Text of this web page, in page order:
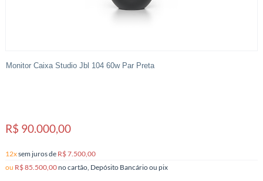
Monitor Caixa Studio Jbl 104 60w Par Preta
R$ 90.000,00
12xsem jurosde R$ 7.500,00
ou R$ 85.500,00 no cartão, Depósito Bancário ou pix